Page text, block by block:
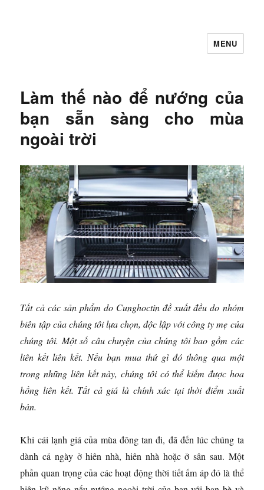
MENU
Làm thế nào để nướng của
bạn sẵn sàng cho mùa
ngoài trời
Tất cả các sản phẩm do Cunghoctin đề xuất đều do nhóm
biên tập của chúng tôi lựa chọn, độc lập với công ty mẹ của
chúng tôi. Một số câu chuyện của chúng tôi bao gồm các
liên kết liên kết. Nếu bạn mua thứ gì đó thông qua một
trong những liên kết này, chúng tôi có thể kiếm được hoa
hồng liên kết. Tất cả giá là chính xác tại thời điểm xuất
bản.
Khi cái lạnh giá của mùa đông tan đi, đã đến lúc chúng ta
dành cả ngày ở hiên nhà, hiên nhà hoặc ở sân sau. Một
phần quan trọng của các hoạt động thời tiết ấm áp đó là thể